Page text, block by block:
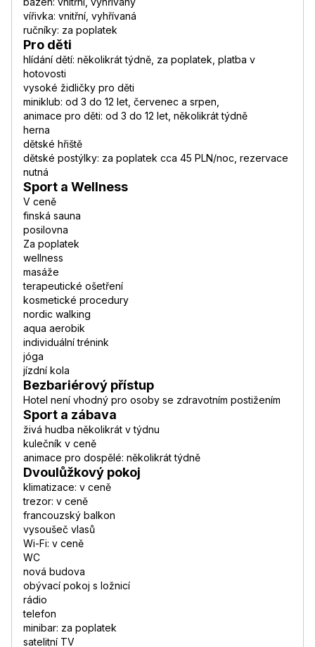
vířivka: vnitřní, vyhřívaná
ručníky: za poplatek
Pro děti
hlídání dětí: několikrát týdně, za poplatek, platba v
hotovosti
vysoké židličky pro děti
miniklub: od 3 do 12 let, červenec a srpen,
animace pro děti: od 3 do 12 let, několikrát týdně
herna
dětské hřiště
dětské postýlky: za poplatek cca 45 PLN/noc, rezervace
nutná
Sport a Wellness
V ceně
finská sauna
posilovna
Za poplatek
wellness
masáže
terapeutické ošetření
kosmetické procedury
nordic walking
aqua aerobik
individuální trénink
jóga
jízdní kola
Bezbariérový přístup
Hotel není vhodný pro osoby se zdravotním postižením
Sport a zábava
živá hudba několikrát v týdnu
kulečník v ceně
animace pro dospělé: několikrát týdně
Dvoulůžkový pokoj
klimatizace: v ceně
trezor: v ceně
francouzský balkon
vysoušeč vlasů
Wi-Fi: v ceně
WC
nová budova
obývací pokoj s ložnicí
rádio
telefon
minibar: za poplatek
satelitní TV